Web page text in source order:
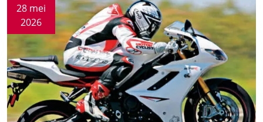
28 mei
2026